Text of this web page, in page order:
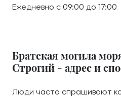
Ежедневно с 09:00 до 17:00
Братская могила
Строгий - адрес и
Люди часто спрашивают